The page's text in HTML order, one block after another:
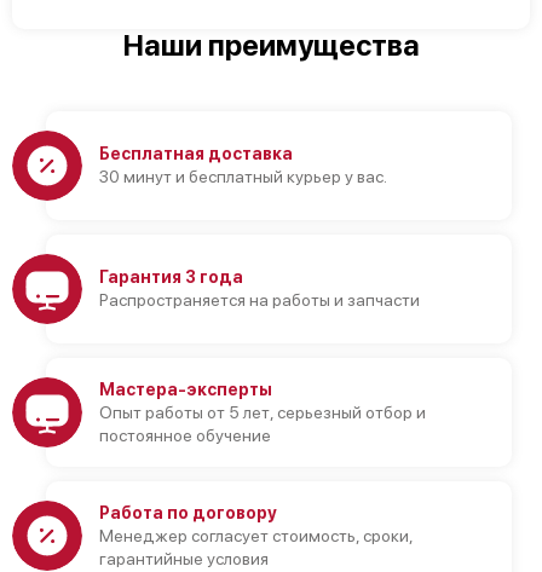
Наши преимущества
Бесплатная доставка
30 минут и бесплатный курьер у вас.
Гарантия 3 года
Распространяется на работы и запчасти
Мастера-эксперты
Опыт работы от 5 лет, серьезный отбор и
постоянное обучение
Работа по договору
Менеджер согласует стоимость, сроки,
гарантийные условия